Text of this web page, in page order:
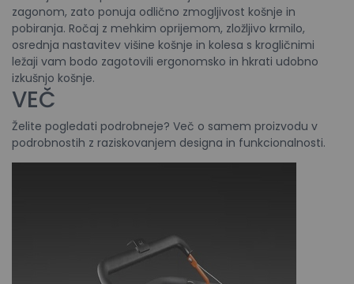
zagonom, zato ponuja odlično zmogljivost košnje in
pobiranja. Ročaj z mehkim oprijemom, zložljivo krmilo,
osrednja nastavitev višine košnje in kolesa s krogličnimi
ležaji vam bodo zagotovili ergonomsko in hkrati udobno
izkušnjo košnje.
VEČ
Želite pogledati podrobneje? Več o samem proizvodu v
podrobnostih z raziskovanjem designa in funkcionalnosti.